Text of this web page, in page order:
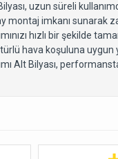
uzun süreli
montaj imkanı sunarak
hızlı bir şekilde
hava koşuluna uygun
Alt Bilyası,